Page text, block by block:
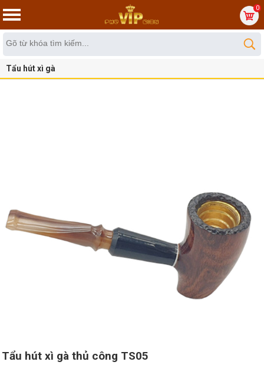
0
Tẩu hút xì gà
Tẩu hút xì gà thủ công TS05